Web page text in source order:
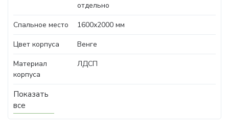
отдельно
Спальное место
1600х2000 мм
Цвет корпуса
Венге
Материал
корпуса
ЛДСП
Показать
все